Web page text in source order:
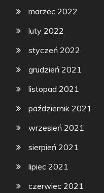
marzec 2022
luty 2022
styczeń 2022
grudzień 2021
listopad 2021
październik 2021
wrzesień 2021
sierpień 2021
lipiec 2021
czerwiec 2021